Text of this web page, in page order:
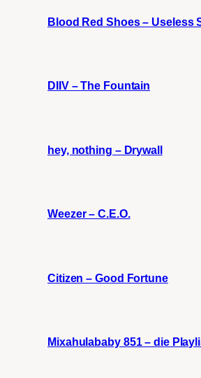
Blood Red Shoes – Useless
DIIV – The Fountain
hey, nothing – Drywall
Weezer – C.E.O.
Citizen – Good Fortune
Mixahulababy 851 – die